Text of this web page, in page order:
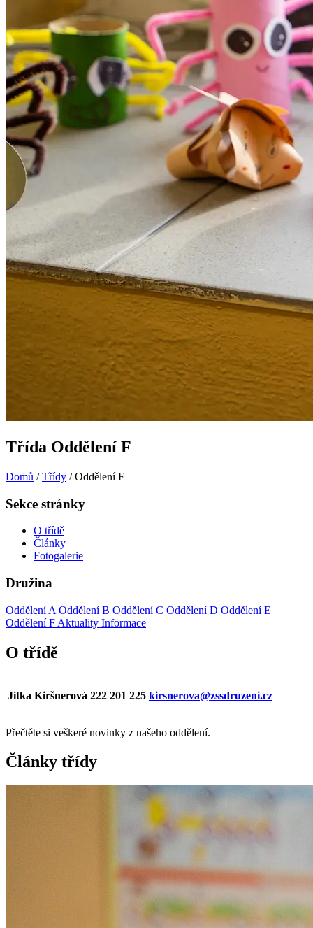
Třída Oddělení F
Domů / Třídy / Oddělení F
Sekce stránky
O třídě
Články
Fotogalerie
Družina
Oddělení A Oddělení B Oddělení C Oddělení D Oddělení E
Oddělení F Aktuality Informace
O třídě
Jitka Kiršnerová 222 201 225 kirsnerova@zssdruzeni.cz
Přečtěte si veškeré novinky z našeho oddělení.
Články třídy